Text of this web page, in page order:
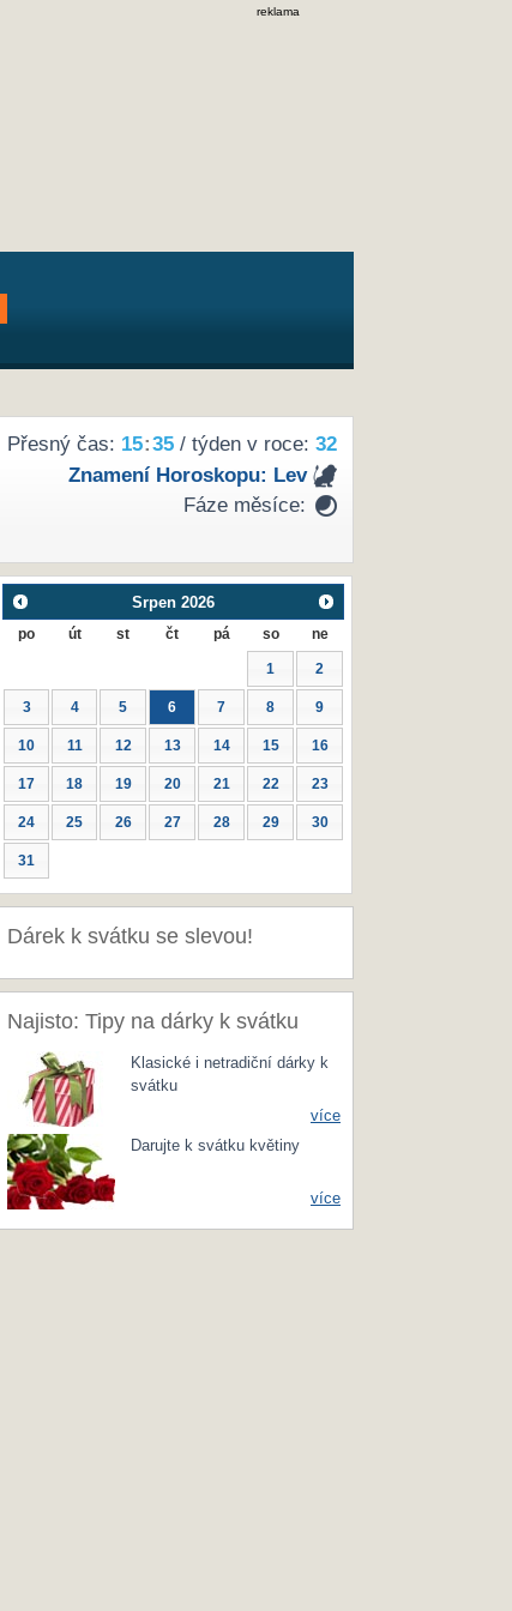
reklama
Přesný čas: 15:35/ týden v roce: 32
Znamení Horoskopu: Lev
Fáze měsíce:
Srpen 2026
po út st čt pá so ne
1 2
3 4 5 6 7 8 9
10 11 12 13 14 15 16
17 18 19 20 21 22 23
24 25 26 27 28 29 30
31
Dárek k svátku se slevou!
Najisto: Tipy na dárky k svátku
Klasické i netradiční dárky k
svátku
více
Darujte k svátku květiny
více